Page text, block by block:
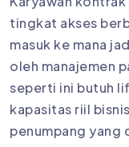
tingkat akses
masuk ke mana
oleh manajemen
seperti ini butuh
kapasitas riil
penumpang yang